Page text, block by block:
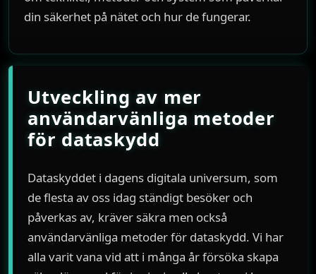
din säkerhet på nätet och hur de fungerar.
Utveckling av mer
användarvänliga metoder
för dataskydd
Dataskyddet i dagens digitala universum, som
de flesta av oss idag ständigt besöker och
påverkas av, kräver säkra men också
användarvänliga metoder för dataskydd. Vi har
alla varit vana vid att i många år försöka skapa